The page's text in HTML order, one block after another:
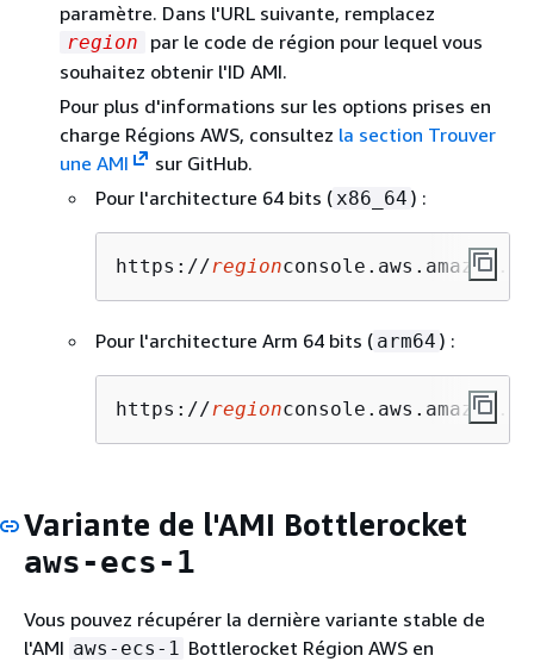
paramètre. Dans l'URL suivante, remplacez
region
par le code de région pour lequel vous
souhaitez obtenir l'ID AMI.
Pour plus d'informations sur les options prises en
charge Régions AWS, consultez la section Trouver
une AMI
sur GitHub.
Pour l'architecture 64 bits (x86_64 ) :
https://region
Pour l'architecture Arm 64 bits ( arm64 ) :
https://region
Variante de l'AMI Bottlerocket
aws-ecs-1
Vous pouvez récupérer la dernière variante stable de
l'AMI aws-ecs-1 Bottlerocket Région AWS en